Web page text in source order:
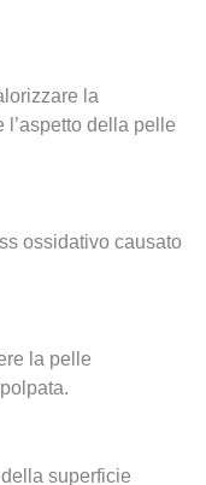
la
l’aspetto della pelle
ossidativo causato
la pelle
superficie